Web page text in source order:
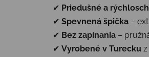
✔ Priedušné a
✔ Spevnená špička –
✔ Bez zapínania –
✔ Vyrobené v Turecku